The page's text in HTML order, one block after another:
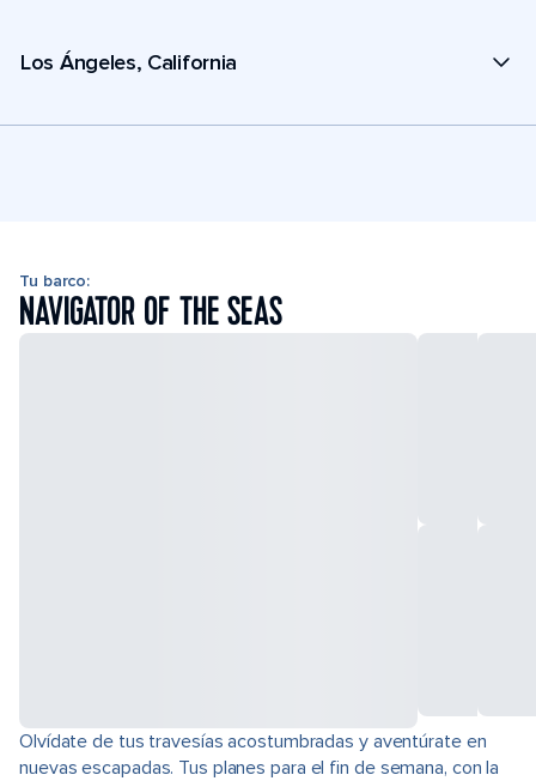
Los Ángeles, California
Tu barco:
NAVIGATOR OF THE SEAS
Olvídate de tus travesías acostumbradas y aventúrate en
nuevas escapadas. Tus planes para el fin de semana, con la